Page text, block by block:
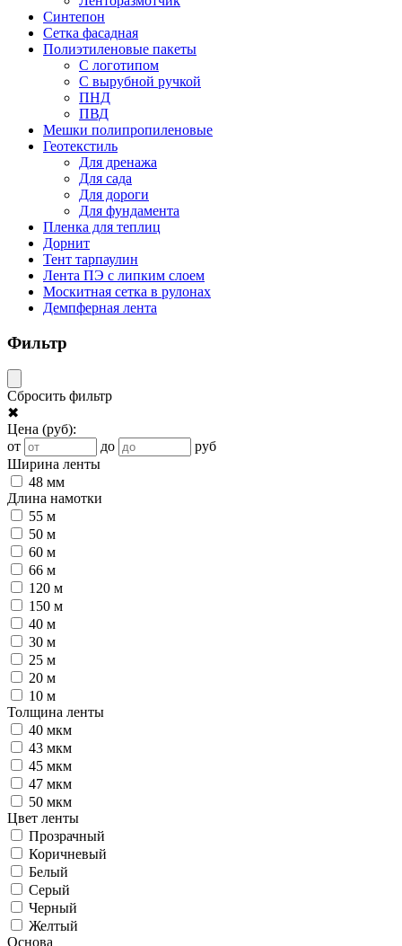
Синтепон
Сетка фасадная
Полиэтиленовые пакеты
С логотипом
С вырубной ручкой
ПНД
ПВД
Мешки полипропиленовые
Геотекстиль
Для дренажа
Для сада
Для дороги
Для фундамента
Пленка для теплиц
Дорнит
Тент тарпаулин
Лента ПЭ с липким слоем
Москитная сетка в рулонах
Демпферная лента
Фильтр
Сбросить фильтр
✖
Цена (руб):
от
до
руб
Ширина ленты
48 мм
Длина намотки
55 м
50 м
60 м
66 м
120 м
150 м
40 м
30 м
25 м
20 м
10 м
Толщина ленты
40 мкм
43 мкм
45 мкм
47 мкм
50 мкм
Цвет ленты
Прозрачный
Коричневый
Белый
Серый
Черный
Желтый
Основа